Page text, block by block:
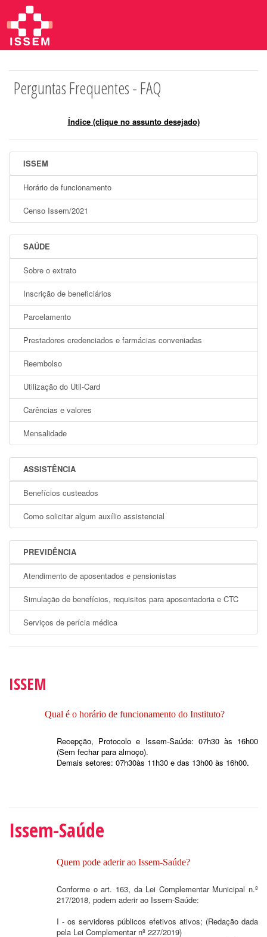
Perguntas Frequentes - FAQ
Índice (clique no assunto desejado)
ISSEM
Horário de funcionamento
Censo Issem/2021
SAÚDE
Sobre o extrato
Inscrição de beneficiários
Parcelamento
Prestadores credenciados e farmácias conveniadas
Reembolso
Utilização do Util-Card
Carências e valores
Mensalidade
ASSISTÊNCIA
Benefícios custeados
Como solicitar algum auxílio assistencial
PREVIDÊNCIA
Atendimento de aposentados e pensionistas
Simulação de benefícios, requisitos para aposentadoria e CTC
Serviços de perícia médica
ISSEM
Qual é o horário de funcionamento do Instituto?
Recepção, Protocolo e Issem-Saúde: 07h30 às 16h00
(Sem fechar para almoço).
Demais setores: 07h30às 11h30 e das 13h00 às 16h00.
Issem-Saúde
Quem pode aderir ao Issem-Saúde?
Conforme o art. 163, da Lei Complementar Municipal n.º
217/2018, podem aderir ao Issem-Saúde:
I - os servidores públicos efetivos ativos; (Redação dada
pela Lei Complementar nº 227/2019)